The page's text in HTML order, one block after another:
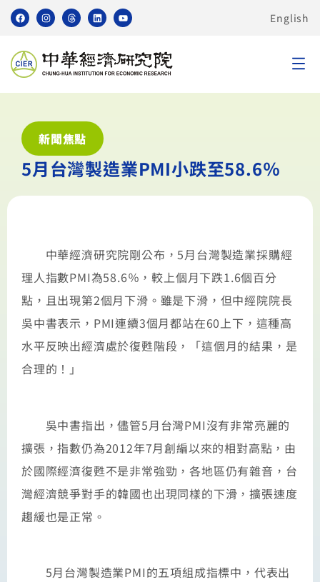
English
新聞焦點
5月台灣製造業PMI小跌至58.6％
中華經濟研究院剛公布，5月台灣製造業採購經
理人指數PMI為58.6％，較上個月下跌1.6個百分
點，且出現第2個月下滑。雖是下滑，但中經院院長
吳中書表示，PMI連續3個月都站在60上下，這種高
水平反映出經濟處於復甦階段，「這個月的結果，是
合理的！」
吳中書指出，儘管5月台灣PMI沒有非常亮麗的
擴張，指數仍為2012年7月創編以來的相對高點，由
於國際經濟復甦不是非常強勁，各地區仍有雜音，台
灣經濟競爭對手的韓國也出現同樣的下滑，擴張速度
趨緩也是正常。
5月台灣製造業PMI的五項組成指標中，代表出